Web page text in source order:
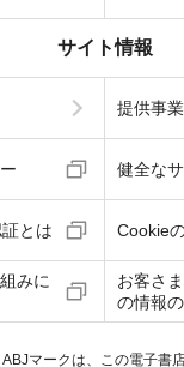
サイト情報
提供事
健全な
とは Cookie
みに
お客さ
の情報
ABJマークは、この電子書